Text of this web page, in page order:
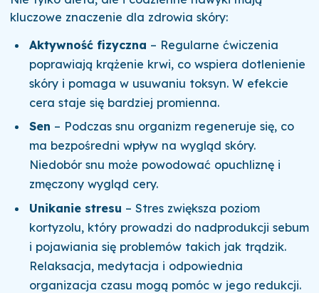
kluczowe znaczenie dla zdrowia skóry:
Aktywność fizyczna – Regularne ćwiczenia
poprawiają krążenie krwi, co wspiera dotlenienie
skóry i pomaga w usuwaniu toksyn. W efekcie
cera staje się bardziej promienna.
Sen – Podczas snu organizm regeneruje się, co
ma bezpośredni wpływ na wygląd skóry.
Niedobór snu może powodować opuchliznę i
zmęczony wygląd cery.
Unikanie stresu – Stres zwiększa poziom
kortyzolu, który prowadzi do nadprodukcji sebum
i pojawiania się problemów takich jak trądzik.
Relaksacja, medytacja i odpowiednia
organizacja czasu mogą pomóc w jego redukcji.